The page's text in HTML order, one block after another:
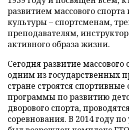
развитием массового
культуры – спортсменам,
преподавателям,
активного образа жизни.
Сегодня развитие массового
одним из государственных
стране строятся
программы по развитию
дворового спорта,
соревнования. В 2014 году